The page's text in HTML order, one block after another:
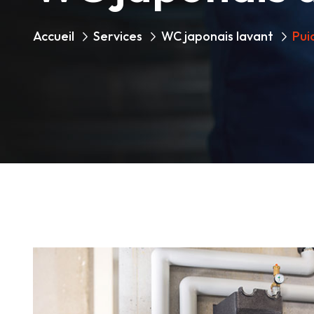
Accueil Services WC japonais lavant